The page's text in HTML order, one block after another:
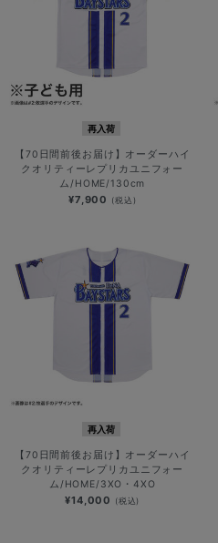
再入荷
【70日間前後お届け】オーダーハイ
クオリティーレプリカユニフォー
ム/HOME/130cm
¥7,900 (税込)
再入荷
【70日間前後お届け】オーダーハイ
クオリティーレプリカユニフォー
ム/HOME/3XO・4XO
¥14,000 (税込)